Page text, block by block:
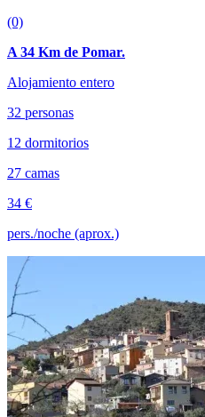
(0)
A 34 Km de Pomar.
Alojamiento entero
32 personas
12 dormitorios
27 camas
34 €
pers./noche (aprox.)